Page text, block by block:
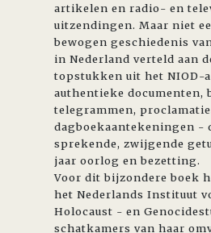
artikelen en radio- en
uitzendingen. Maar niet
bewogen geschiedenis
in Nederland verteld aan
topstukken uit het NIOD-
authentieke documenten,
telegrammen,
dagboekaantekeningen -
sprekende, zwijgende
jaar oorlog en bezetting.
Voor dit bijzondere boek
het Nederlands Instituut
Holocaust - en
schatkamers van haar